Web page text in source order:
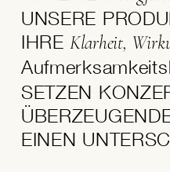
UNSERE
IHRE Klarheit,
SETZEN
EINEN